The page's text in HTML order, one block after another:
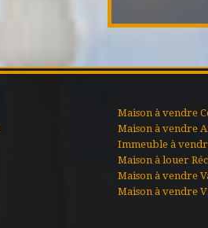
Maison à vendre
Maison à vendre
Immeuble à
Maison à louer
Maison à vendre
Maison à vendre